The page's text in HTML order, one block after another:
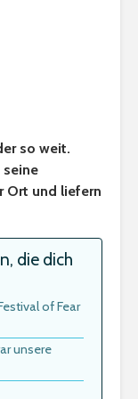
so weit.
seine
Ort und liefern
die dich
of Fear
unsere